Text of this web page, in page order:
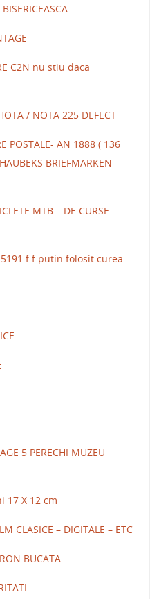
C2N nu stiu daca
/ NOTA 225 DEFECT
POSTALE- AN 1888 ( 136
BRIEFMARKEN
MTB – DE CURSE –
5191 f.f.putin folosit curea
5 PERECHI MUZEU
17 X 12 cm
CLASICE – DIGITALE – ETC
BUCATA